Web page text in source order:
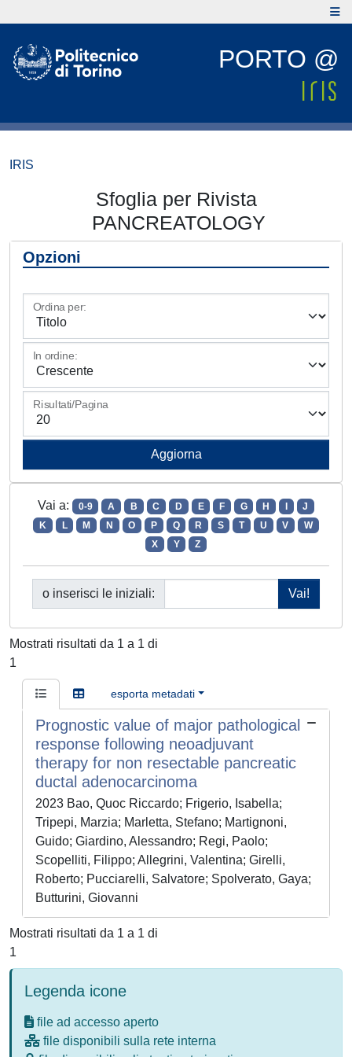
PORTO @
IRIS
Sfoglia per Rivista
PANCREATOLOGY
Opzioni
Ordina per:
In ordine:
Risultati/Pagina
Vai a: 0-9 A B C D E F G H
J
K
L M N O P Q R S T U V
W
X
Y Z
o inserisci le iniziali:
Mostrati risultati da 1 a 1 di
1
esporta metadati
Prognostic value of major pathological
response following neoadjuvant
therapy for non resectable pancreatic
ductal adenocarcinoma
2023 Bao, Quoc Riccardo; Frigerio, Isabella;
Tripepi, Marzia; Marletta, Stefano; Martignoni,
Guido; Giardino, Alessandro; Regi, Paolo;
Scopelliti, Filippo; Allegrini, Valentina; Girelli,
Roberto; Pucciarelli, Salvatore; Spolverato, Gaya;
Butturini, Giovanni
Mostrati risultati da 1 a 1 di
1
Legenda icone
file ad accesso aperto
file disponibili sulla rete interna